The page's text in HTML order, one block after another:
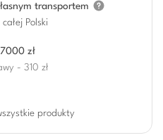
transportem
Polski
zł
- 310 zł
produkty